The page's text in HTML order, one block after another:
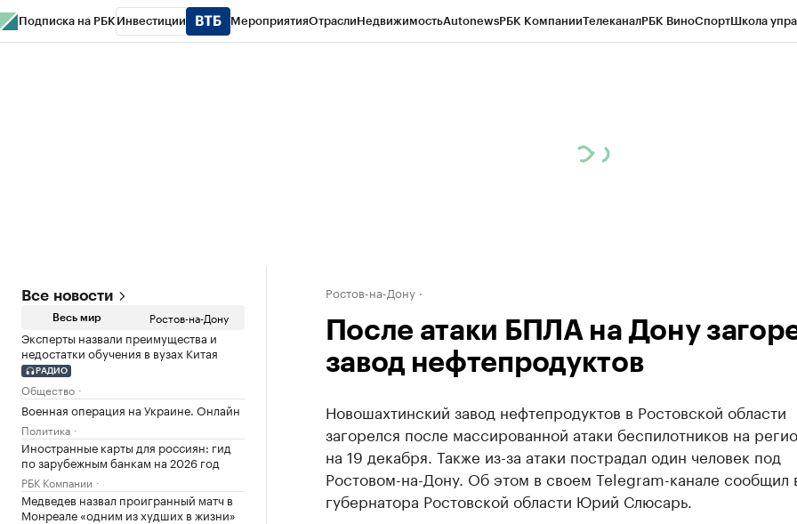
Подписка на РБК Инвестиции МероприятияОтраслиНедвижимостьAutonewsРБК КомпанииТелеканалРБК ВиноСпортШкола
Все новости
Весь мир Ростов-на-Дону
Эксперты назвали преимущества и
недостатки обучения в вузах Китая
РАДИО
Общество
Военная операция на Украине. Онлайн
Политика
Иностранные карты для россиян: гид
по зарубежным банкам на 2026 год
РБК Компании
Медведев назвал проигранный матч в
Монреале «одним из худших в жизни»
Ростов-на-Дону
После атаки БПЛА на Дону
завод нефтепродуктов
Новошахтинский завод нефтепродуктов в Ростовской области
загорелся после массированной атаки беспилотников на
на 19 декабря. Также из-за атаки пострадал один человек под
Ростовом-на-Дону. Об этом в своем Telegram-канале сообщил
губернатора Ростовской области Юрий Слюсарь.